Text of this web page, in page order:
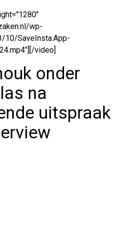
wp-
10/SaveInsta.App-
video]
onder
na
uitspraak